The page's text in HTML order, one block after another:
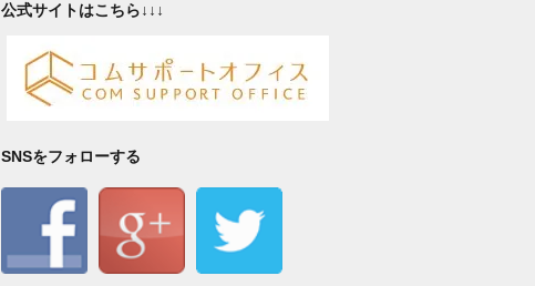
公式サイトはこちら↓↓↓
SNSをフォローする